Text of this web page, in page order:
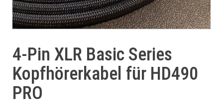
4-Pin XLR Basic Series
Kopfhörerkabel für HD490
PRO